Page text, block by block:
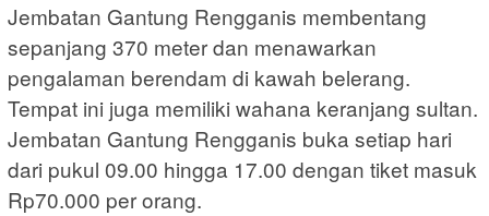
Jembatan Gantung Rengganis membentang
sepanjang 370 meter dan menawarkan
pengalaman berendam di kawah belerang.
Tempat ini juga memiliki wahana keranjang sultan.
Jembatan Gantung Rengganis buka setiap hari
dari pukul 09.00 hingga 17.00 dengan tiket masuk
Rp70.000 per orang.